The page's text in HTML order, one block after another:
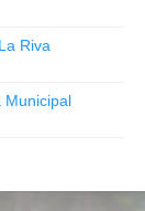
Riva
Municipal